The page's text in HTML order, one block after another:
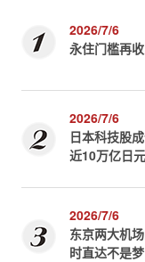
2026/7/6
永住门槛再
2026/7/6
日本科技股
近10万亿日元
2026/7/6
东京两大机
时直达不是梦